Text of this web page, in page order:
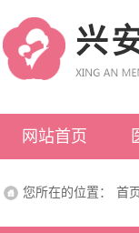
网站首页
您所在的位置： 首页